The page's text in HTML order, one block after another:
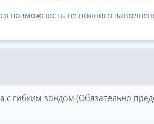
возможность не полного
с гибким зондом (Обязательно